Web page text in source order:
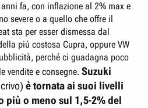
fa, con inflazione al 2% max e
severe o a quello che offre il
sta per esser dismessa dal
più costosa Cupra, oppure VW
perché ci guadagna poco
vendite e consegne. Suzuki
è tornata ai suoi livelli
più o meno sul 1,5-2% del